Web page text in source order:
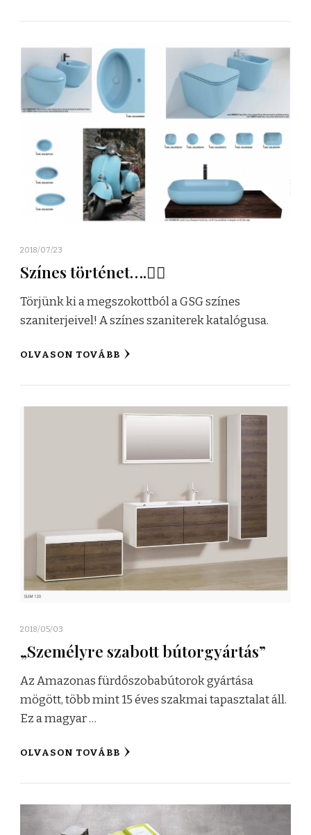
2018/07/23
Színes történet….👌🏻
Törjünk ki a megszokottból a GSG színes
szaniterjeivel! A színes szaniterek katalógusa.
OLVASON TOVÁBB
2018/05/03
„Személyre szabott bútorgyártás”
Az Amazonas fürdőszobabútorok gyártása
mögött, több mint 15 éves szakmai tapasztalat áll.
Ez a magyar …
OLVASON TOVÁBB